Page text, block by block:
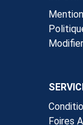
Foires